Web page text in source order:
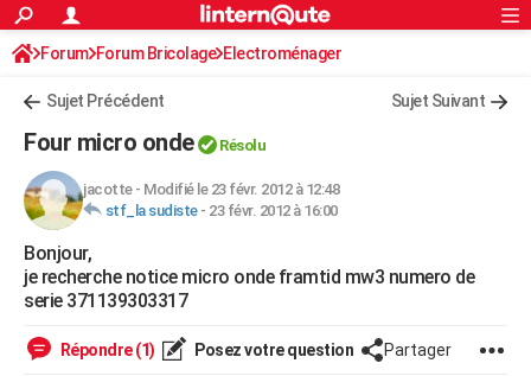
ACTUALITÉS
Politique
Société
Faits Divers
Education
Monde
Villes
+
FINANCE
Retraite
Impôts
Epargne
Immobilier
Risques naturels par ville
Banque
Assurance
Crédit
AUTO
Essais
Réserver un essai
Citadines
Berlines
SUV
Forum auto
+HIGH-TECH
Mobiles
Meilleur smartphone
Internet
Ordinateurs
Jeux vidéo
Guide high-tech
+
Forum
Aménagement intérieur
Extérieur
Cuisine
Salle de bains
Jardinage
Rangement
WEEK-END
S'inscrire
Connexion
Forum Forum Bricolage Electroménager
Sujet Précédent Sujet Suivant
Four micro onde Résolu
jacotte- Modifié le 23 févr. 2012 à 12:48
stf_la sudiste- 23 févr. 2012 à 16:00
Bonjour,
je recherche notice micro onde framtid mw3 numero de
serie 371139303317
Répondre (1) Posez votre question Partager